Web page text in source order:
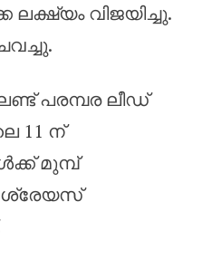
വിജയിച്ചു.
പരമ്പര ലീഡ്
11 ന്
മുമ്പ്
ശ്രേയസ്